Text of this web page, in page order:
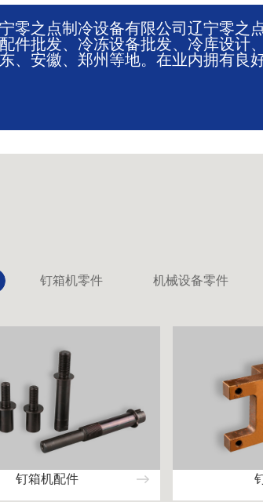
零之点制冷设备有限公司辽宁零之
件批发、冷冻设备批发、冷库设计
、安徽、郑州等地。在业内拥有良
钉箱机零件 机械设备零件
钉箱机配件